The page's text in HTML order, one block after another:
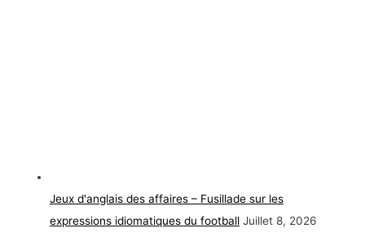
Jeux d'anglais des affaires – Fusillade sur les
expressions idiomatiques du football Juillet 8, 2026